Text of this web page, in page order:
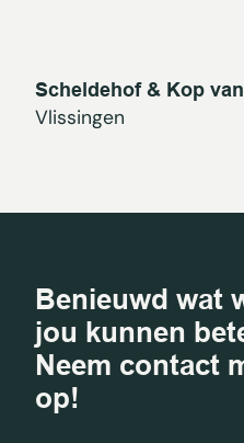
Scheldehof & Kop
Vlissingen
Benieuwd wat
jou kunnen
Neem contact
op!